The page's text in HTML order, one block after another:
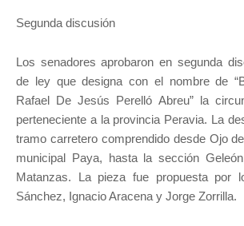
Segunda discusión
Los senadores aprobaron en segunda
de ley que designa con el nombre de
Rafael De Jesús Perelló Abreu” la
perteneciente a la provincia Peravia. La
tramo carretero comprendido desde Ojo
municipal Paya, hasta la sección
Matanzas. La pieza fue propuesta por
Sánchez, Ignacio Aracena y Jorge Zorrilla.